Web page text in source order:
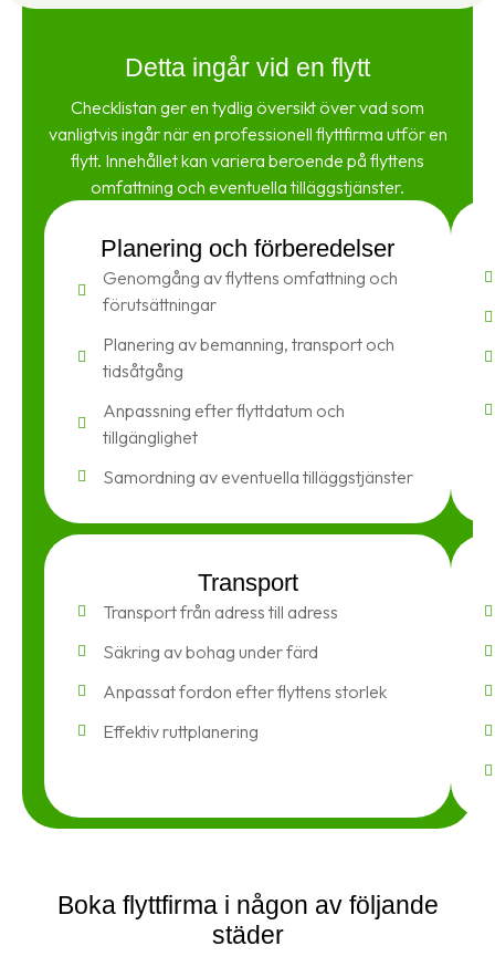
Detta ingår vid en flytt
Checklistan ger en tydlig översikt över vad som
vanligtvis ingår när en professionell flyttfirma utför en
flytt. Innehållet kan variera beroende på flyttens
omfattning och eventuella tilläggstjänster.
Planering och förberedelser
Genomgång av flyttens omfattning och
förutsättningar
Planering av bemanning, transport och
tidsåtgång
Anpassning efter flyttdatum och
tillgänglighet
Samordning av eventuella tilläggstjänster
Transport
Transport från adress till adress
Säkring av bohag under färd
Anpassat fordon efter flyttens storlek
Effektiv ruttplanering
Boka flyttfirma i någon av följande
städer